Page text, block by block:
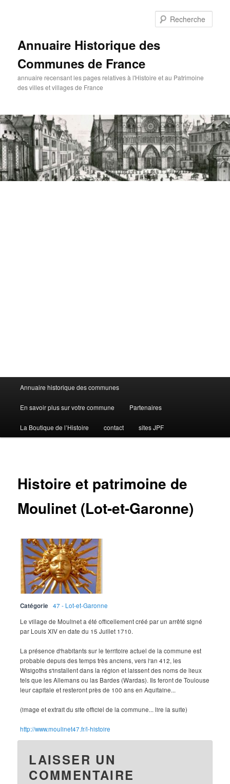
Annuaire Historique des
Communes de France
annuaire recensant les pages relatives à l'Histoire et au Patrimoine
des villes et villages de France
Menu
principal
Annuaire historique des communes
En savoir plus sur votre commune Partenaires
La Boutique de l’Histoire contact sites JPF
Histoire et patrimoine de
Moulinet (Lot-et-Garonne)
Catégorie
47 - Lot-et-Garonne
Le village de Moulinet a été officellement créé par un arrêté signé
par Louis XIV en date du 15 Juillet 1710.
La présence d'habitants sur le territoire actuel de la commune est
probable depuis des temps très anciens, vers l'an 412, les
Wisigoths s'installent dans la région et laissent des noms de lieux
tels que les Allemans ou las Bardes (Wardas). Ils feront de Toulouse
leur capitale et resteront près de 100 ans en Aquitaine...
(image et extrait du site officiel de la commune... lire la suite)
http://www.moulinet47.fr/l-histoire
LAISSER UN
COMMENTAIRE